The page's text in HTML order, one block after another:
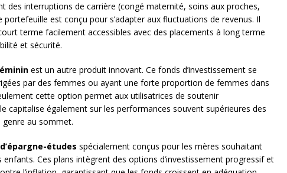
des interruptions de carrière (congé maternité, soins aux proches,
est conçu pour s’adapter aux fluctuations de revenus. Il
terme facilement accessibles avec des placements à long terme
et sécurité.
est un autre produit innovant. Ce fonds d’investissement se
par des femmes ou ayant une forte proportion de femmes dans
cette option permet aux utilisatrices de soutenir
capitalise également sur les performances souvent supérieures des
genre au sommet.
études spécialement conçus pour les mères souhaitant
enfants. Ces plans intègrent des options d’investissement progressif et